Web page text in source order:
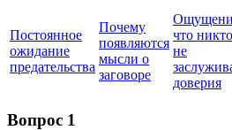
Постоянное
ожидание
предательства
Почему
появляются
мысли о
заговоре
что никто
не
доверия
Вопрос 1